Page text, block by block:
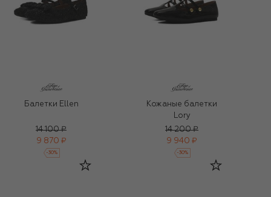
Балетки Ellen
14 100 ₽
9 870 ₽
-30%
Кожаные балетки
Lory
14 200 ₽
9 940 ₽
-30%